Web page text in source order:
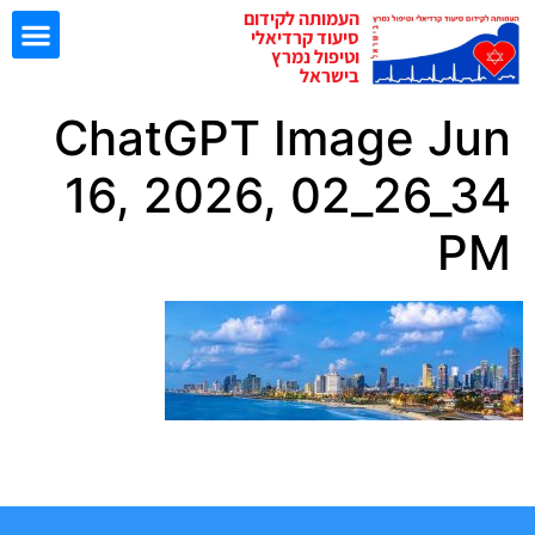
העמותה לקידום
סיעוד קרדיאלי
וטיפול נמרץ
בישראל
ChatGPT Image Jun
16, 2026, 02_26_34
PM